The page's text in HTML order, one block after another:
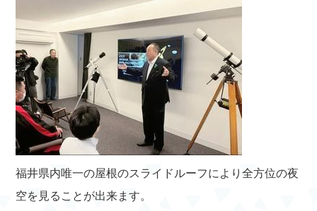
福井県内唯一の屋根のスライドルーフにより全方位の夜
空を見ることが出来ます。